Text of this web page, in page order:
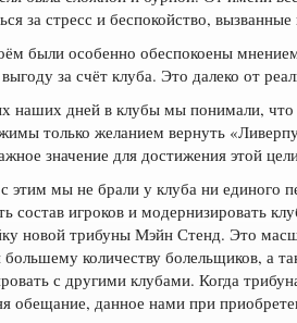
за стресс и беспокойство,
были особенно обеспокоены
за счёт клуба. Это далеко от
наших дней в клубы мы понимали, что
только желанием вернуть
значение для достижения этой
этим мы не брали у клуба ни единого
состав игроков и модернизировать
новой трибуны Мэйн Стенд. Это
большему количеству болельщиков, а
с другими клубами. Когда
обещание, данное нами при